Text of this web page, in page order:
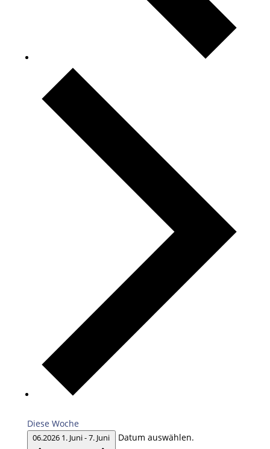
Diese Woche
06.2026 1. Juni-7. Juni Datum auswählen.